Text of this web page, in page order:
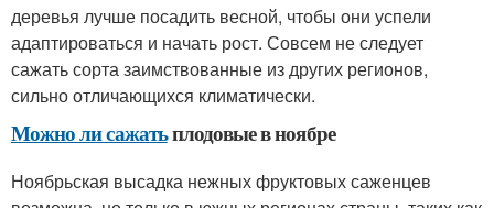
деревья лучше посадить весной, чтобы они успели
адаптироваться и начать рост. Совсем не следует
сажать сорта заимствованные из других регионов,
сильно отличающихся климатически.
Можно ли сажатьплодовые в ноябре
Ноябрьская высадка нежных фруктовых саженцев